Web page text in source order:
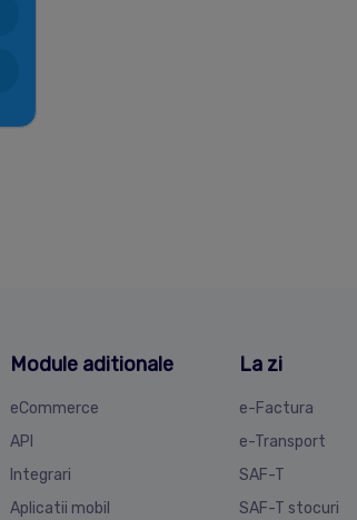
Module aditionale
eCommerce
API
Integrari
Aplicatii mobil
La zi
e-Factura
e-Transport
SAF-T
SAF-T stocuri